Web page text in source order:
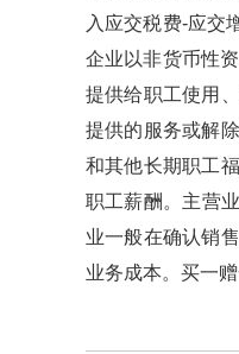
入应交税费-应交增
企业以非货币性
提供给职工使用
提供的服务或解除
和其他长期职工福
职工薪酬。主营
业一般在确认销售
业务成本。买一